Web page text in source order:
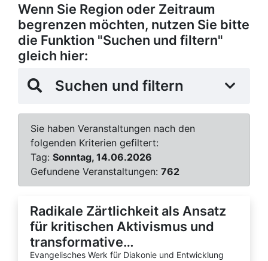
Wenn Sie Region oder Zeitraum
begrenzen möchten, nutzen Sie bitte
die Funktion "Suchen und filtern"
gleich hier:
Suchen und filtern
Sie haben Veranstaltungen nach den
folgenden Kriterien gefiltert:
Tag: Sonntag, 14.06.2026
Gefundene Veranstaltungen: 762
Radikale Zärtlichkeit als Ansatz
für kritischen Aktivismus und
transformative…
Evangelisches Werk für Diakonie und Entwicklung